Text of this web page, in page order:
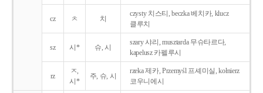
cz ㅊ 치
czysty 치스티, beczka 베치카, klucz
클루치
sz 시* 슈, 시
szary 샤리, musztarda 무슈타르다,
kapelusz 카펠루시
rz
ㅈ,
시*
주, 슈, 시
rzeka 제카, Przemyśl 프셰미실, kołnierz
코우니에시